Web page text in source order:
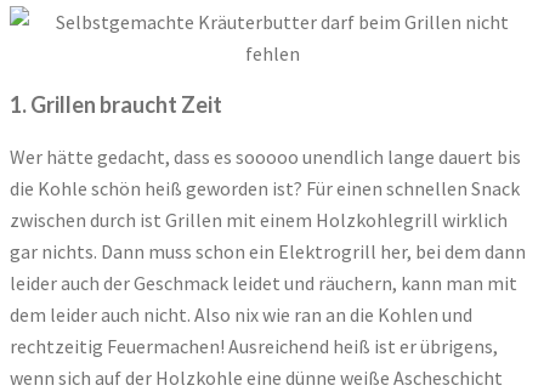
1. Grillen braucht Zeit
Wer hätte gedacht, dass es sooooo unendlich lange dauert bis
die Kohle schön heiß geworden ist? Für einen schnellen Snack
zwischen durch ist Grillen mit einem Holzkohlegrill wirklich
gar nichts. Dann muss schon ein Elektrogrill her, bei dem dann
leider auch der Geschmack leidet und räuchern, kann man mit
dem leider auch nicht. Also nix wie ran an die Kohlen und
rechtzeitig Feuermachen! Ausreichend heiß ist er übrigens,
wenn sich auf der Holzkohle eine dünne weiße Ascheschicht